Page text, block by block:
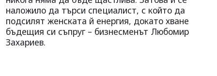
наложило да търси специалист, с който да
подсилят женската й енергия, докато хване
бъдещия си съпруг – бизнесменът Любомир
Захариев.